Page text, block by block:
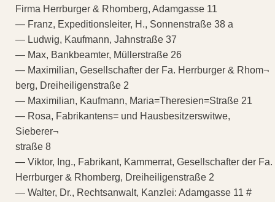
Firma Herrburger & Rhomberg, Adamgasse 11
— Franz, Expeditionsleiter, H., Sonnenstraße 38 a
— Ludwig, Kaufmann, Jahnstraße 37
— Max, Bankbeamter, Müllerstraße 26
— Maximilian, Gesellschafter der Fa. Herrburger & Rhom¬
berg, Dreiheiligenstraße 2
— Maximilian, Kaufmann, Maria=Theresien=Straße 21
— Rosa, Fabrikantens= und Hausbesitzerswitwe,
Sieberer¬
straße 8
— Viktor, Ing., Fabrikant, Kammerrat, Gesellschafter der Fa.
Herrburger & Rhomberg, Dreiheiligenstraße 2
— Walter, Dr., Rechtsanwalt, Kanzlei: Adamgasse 11 #